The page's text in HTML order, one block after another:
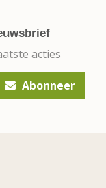
acties
Abonneer